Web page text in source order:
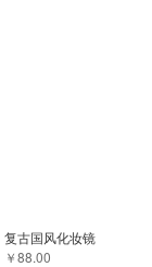
复古国风化妆镜
￥88.00